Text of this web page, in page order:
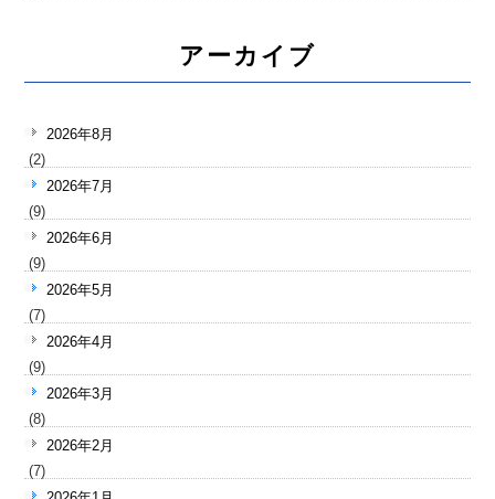
アーカイブ
2026年8月
(2)
2026年7月
(9)
2026年6月
(9)
2026年5月
(7)
2026年4月
(9)
2026年3月
(8)
2026年2月
(7)